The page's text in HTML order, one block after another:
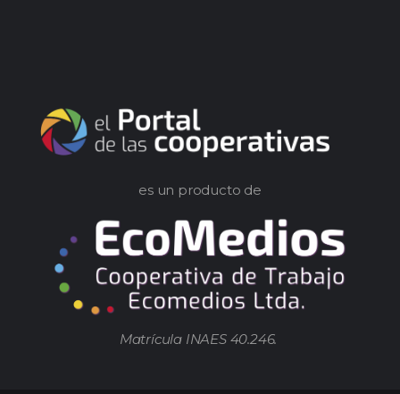
es un producto de
Matrícula INAES 40.246.